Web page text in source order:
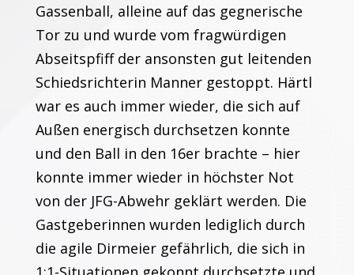
Gassenball, alleine auf das gegnerische
Tor zu und wurde vom fragwürdigen
Abseitspfiff der ansonsten gut leitenden
Schiedsrichterin Manner gestoppt. Härtl
war es auch immer wieder, die sich auf
Außen energisch durchsetzen konnte
und den Ball in den 16er brachte – hier
konnte immer wieder in höchster Not
von der JFG-Abwehr geklärt werden. Die
Gastgeberinnen wurden lediglich durch
die agile Dirmeier gefährlich, die sich in